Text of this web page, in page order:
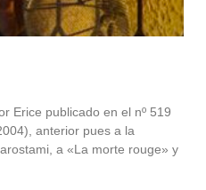
Erice publicado en el nº 519
anterior pues a la
a «La morte rouge» y